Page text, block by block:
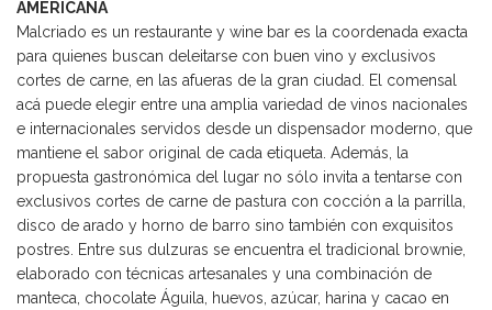
AMERICANA
Malcriado es un restaurante y wine bar es la coordenada exacta
para quienes buscan deleitarse con buen vino y exclusivos
cortes de carne, en las afueras de la gran ciudad. El comensal
acá puede elegir entre una amplia variedad de vinos nacionales
e internacionales servidos desde un dispensador moderno, que
mantiene el sabor original de cada etiqueta. Además, la
propuesta gastronómica del lugar no sólo invita a tentarse con
exclusivos cortes de carne de pastura con cocción a la parrilla,
disco de arado y horno de barro sino también con exquisitos
postres. Entre sus dulzuras se encuentra el tradicional brownie,
elaborado con técnicas artesanales y una combinación de
manteca, chocolate Águila, huevos, azúcar, harina y cacao en